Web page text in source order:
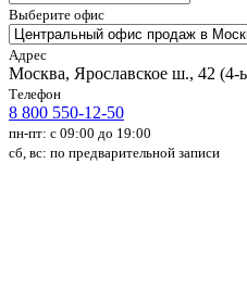
Выберите офис
Адрес
Москва, Ярославское ш., 42 (4-
Телефон
8 800 550-12-50
пн-пт: с 09:00 до 19:00
сб, вс: по предварительной записи